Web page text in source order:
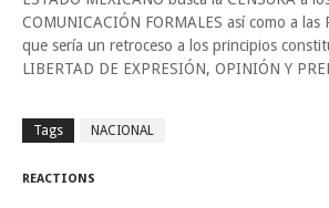
COMUNICACIÓN FORMALES así como a las
que sería un retroceso a los principios
LIBERTAD DE EXPRESIÓN, OPINIÓN Y
Tags NACIONAL
REACTIONS